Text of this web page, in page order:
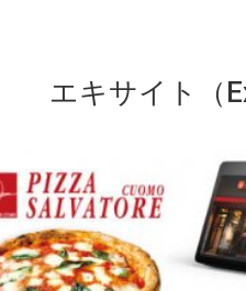
エキサイト（